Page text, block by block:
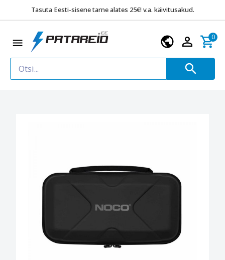
Tasuta Eesti-sisene tarne alates 25€! v.a. käivitusakud.
0